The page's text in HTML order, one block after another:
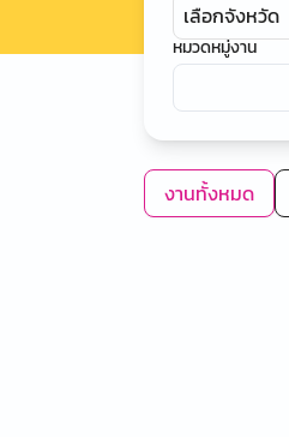
เลือกจังหวัด
หมวดหมู่งาน
งานทั้งหมด